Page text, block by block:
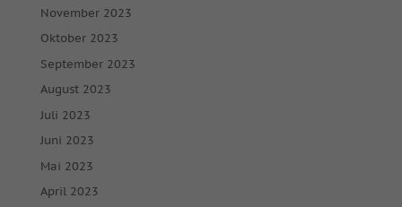
November 2023
Oktober 2023
September 2023
August 2023
Juli 2023
Juni 2023
Mai 2023
April 2023